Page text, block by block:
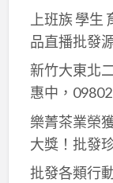
上班族 學
品直播批發
新竹大東北
惠中，
樂菁茶業榮
大獎！批發
批發各類行